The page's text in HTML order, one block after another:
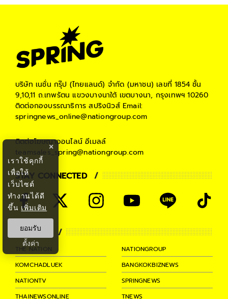
บริษัท เนชั่น กรุ๊ป (ไทยแลนด์) จำกัด (มหาชน) เลขที่ 1854 ชั้น
9,10,11 ถ.เทพรัตน แขวงบางนาใต้ เขตบางนา, กรุงเทพฯ 10260
ติดต่อกองบรรณาธิการ สปริงนิวส์Email:
springnews_online@nationgroup.com
ติดต่อโฆษณาออนไลน์ อีเมลล์
teamsales_spring@nationgroup.com
STAY CONNECTED
PARTNER
THE NATION
NATIONGROUP
KOMCHADLUEK
BANGKOKBIZNEWS
NATIONTV
SPRINGNEWS
THAINEWSONLINE
TNEWS
×
เราใช้คุกกี้
เพื่อให้
เว็บไซต์
ทำงานได้ดี
ขึ้น เพิ่มเติม
ยอมรับ
ตั้งค่า